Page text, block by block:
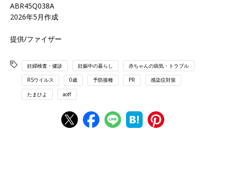
ABR45Q038A
2026年5月作成
提供/ファイザー
妊婦検査・健診 妊娠中の暮らし 赤ちゃんの病気・トラブル
RSウイルス 0歳 予防接種 PR 感染症対策
たまひよ aoff